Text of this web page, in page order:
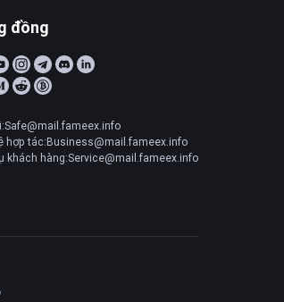
đồng
hợp tác:Business@mail.fameex.info
khách hàng:Service@mail.fameex.info